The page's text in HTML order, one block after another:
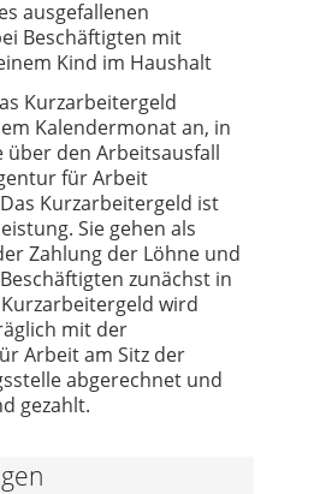
ausgefallenen
Beschäftigten mit
Kind im Haushalt
Kurzarbeitergeld
Kalendermonat an, in
über den Arbeitsausfall
für Arbeit
Kurzarbeitergeld ist
Sie gehen als
Zahlung der Löhne und
zunächst in
wird
mit der
Arbeit am Sitz der
abgerechnet und
gezahlt.